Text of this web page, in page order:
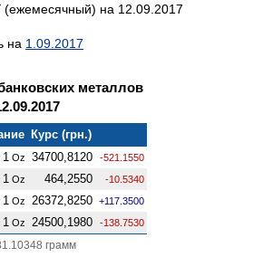
на 12.09.2017
на 1.09.2017
металлов
Курс (грн.)
1 Oz 34700,8120 -521.1550
1 Oz 464,2550 -10.5340
1 Oz 26372,8250 +117.3500
1 Oz 24500,1980 -138.7530
грамм